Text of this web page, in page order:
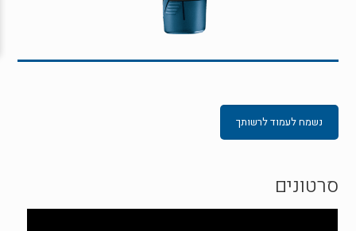
נשמח לעמוד לרשותך
סרטונים